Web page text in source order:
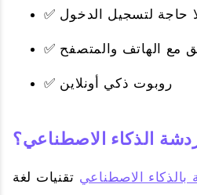
لا حاجة لتسجيل الدخول
مع الهاتف والمتصفح
✅ روبوت ذكي أونلاين
الذكاء الاصطناعي؟
الاصطناعي تقنيات لغة